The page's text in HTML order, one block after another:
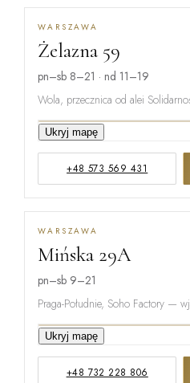
WARSZAWA
Żelazna 59
pn–sb 8–21 · nd 11–19
Wola, przecznica od alei
Ukryj mapę
+48 573 569 431
WARSZAWA
Mińska 29A
pn–sb 9–21
Praga-Południe, Soho Factory —
ŻUPNICZA
Ukryj mapę
+48 732 228 806